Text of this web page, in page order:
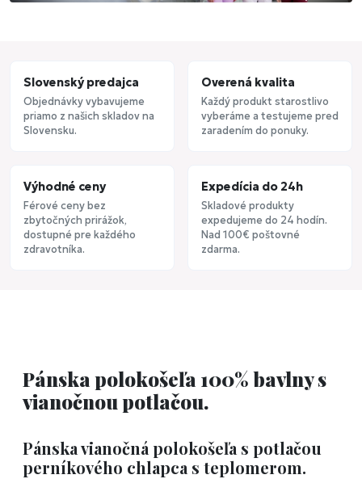
Slovenský predajca
Objednávky vybavujeme
priamo z našich skladov na
Slovensku.
Overená kvalita
Každý produkt starostlivo
vyberáme a testujeme pred
zaradením do ponuky.
Výhodné ceny
Férové ceny bez
zbytočných prirážok,
dostupné pre každého
zdravotníka.
Expedícia do 24h
Skladové produkty
expedujeme do 24 hodín.
Nad 100€ poštovné
zdarma.
Pánska polokošeľa 100% bavlny s
vianočnou potlačou.
Pánska vianočná polokošeľa s potlačou
perníkového chlapca s teplomerom.